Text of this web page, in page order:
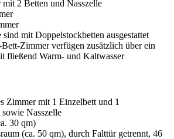
2 Betten und Nasszelle
sind mit Doppelstockbetten ausgestattet
Zimmer verfügen zusätzlich über ein
fließend Warm- und Kaltwasser
Zimmer mit 1 Einzelbett und 1
Nasszelle
30 qm)
(ca. 50 qm), durch Falttür getrennt, 46